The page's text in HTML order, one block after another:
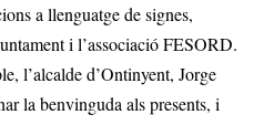
a llenguatge de signes,
i l’associació FESORD.
l’alcalde d’Ontinyent, Jorge
la benvinguda als presents, i